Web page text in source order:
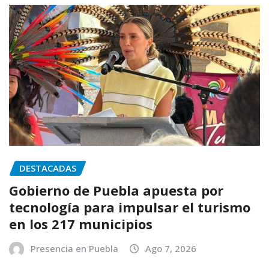
DESTACADAS
Gobierno de Puebla apuesta por
tecnología para impulsar el turismo
en los 217 municipios
Presencia en Puebla Ago 7, 2026